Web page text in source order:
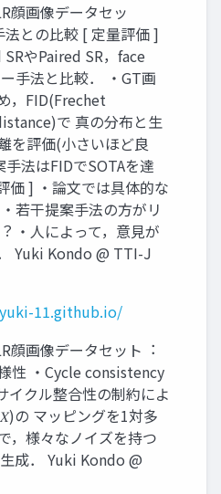
顔画像データセッ
法との⽐較 [ 定量評価 ]
SRやPaired SR，face
⼿法と⽐較． ・GT画
，FID(Frechet
で 真の分布と⽣
を評価(⼩さいほど良
⼿法はFIDでSOTAを達
価 ] ・論⽂では具体的な
若⼲提案⼿法の⽅がリ
・⼈によって，意⾒が
Yuki Kondo @ TTI-J
11.github.io/
顔画像データセット︓
性 ・Cycle consistency
イクル整合性の制約によ
の マッピングを1対多
，様々なノイズを持つ
成． Yuki Kondo @